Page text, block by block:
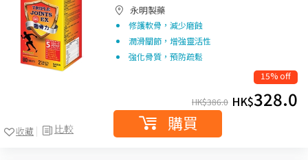
比較
收藏
永明製藥
修護軟骨，減少磨蝕
潤滑關節，增強靈活性
強化骨質，預防疏鬆
15% off
HK$386.0 HK$328.0
購買